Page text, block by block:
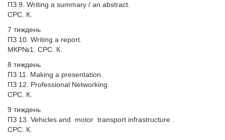
ПЗ 9. Writing a summary / an abstract.
СРС. К.
7 тиждень
ПЗ 10. Writing a report.
МКP№1. СРС. К.
8 тиждень
ПЗ 11. Making a presentation.
ПЗ 12. Professional Networking.
СРС. К.
9 тиждень
ПЗ 13. Vehicles and motor transport infrastructure .
СРС. К.